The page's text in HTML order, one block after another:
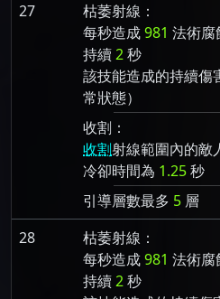
27
枯萎射線：
每秒造成981 法術腐
持續2秒
該技能造成的持續傷
常狀態）
收割：
收割射線範圍內的敵
冷卻時間為 1.25秒
引導層數最多 5 層
28
枯萎射線：
每秒造成981 法術腐
持續2秒